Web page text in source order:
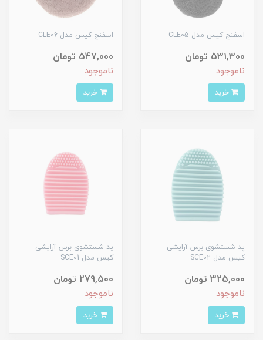
اسفنج کیس مدل CLE05
531,300 تومان
ناموجود
اسفنج کیس مدل CLE06
547,000 تومان
ناموجود
پد شستشوی برس آرایشی
کیس مدل SCE02
325,000 تومان
ناموجود
پد شستشوی برس آرایشی
کیس مدل SCE01
279,500 تومان
ناموجود